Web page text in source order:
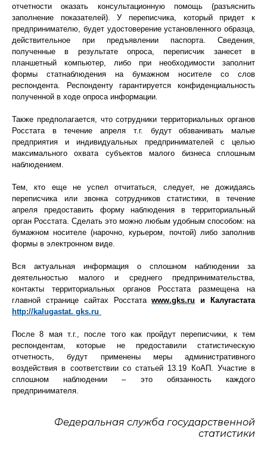
отчетности оказать консультационную помощь (разъяснить
заполнение показателей). У переписчика, который придет к
предпринимателю, будет удостоверение установленного образца,
действительное при предъявлении паспорта. Сведения,
полученные в результате опроса, переписчик занесет в
планшетный компьютер, либо при необходимости заполнит
формы статнаблюдения на бумажном носителе со слов
респондента. Респонденту гарантируется конфиденциальность
полученной в ходе опроса информации.
Также предполагается, что сотрудники территориальных органов
Росстата в течение апреля т.г. будут обзванивать малые
предприятия и индивидуальных предпринимателей с целью
максимального охвата субъектов малого бизнеса сплошным
наблюдением.
Тем, кто еще не успел отчитаться, следует, не дожидаясь
переписчика или звонка сотрудников статистики, в течение
апреля предоставить форму наблюдения в территориальный
орган Росстата. Сделать это можно любым удобным способом: на
бумажном носителе (нарочно, курьером, почтой) либо заполнив
формы в электронном виде.
Вся актуальная информация о сплошном наблюдении за
деятельностью малого и среднего предпринимательства,
контакты территориальных органов Росстата размещена на
главной странице сайтах Росстатаwww.gks.ru
и Калугастата
http://kalugastat. gks.ru
После 8 мая т.г., после того как пройдут переписчики, к тем
респондентам, которые не предоставили статистическую
отчетность, будут применены меры административного
воздействия в соответствии со статьей 13.19 КоАП. Участие в
сплошном наблюдении – это обязанность каждого
предпринимателя.
Федеральная служба государственной
статистики